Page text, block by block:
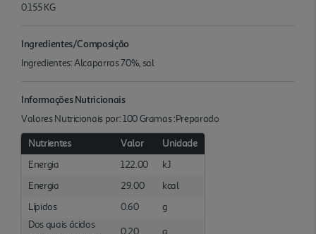
0.155 KG
Ingredientes/Composição
Ingredientes: Alcaparras 70%, sal
Informações Nutricionais
Valores Nutricionais por: 100 Gramas :Preparado
Nutrientes Valor
Unidade
Energia
122.00
kJ
Energia
29.00
kcal
Lípidos
0.60
g
Dos quais ácidos
0.20
g